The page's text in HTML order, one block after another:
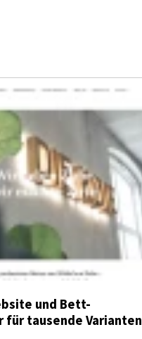
und Bett-
für tausende Varianten